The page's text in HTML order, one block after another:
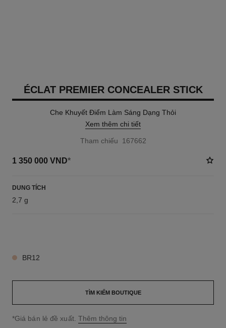
ÉCLAT PREMIER CONCEALER STICK
Che Khuyết Điểm Làm Sáng Dạng Thỏi
Xem thêm chi tiết
Tham chiếu 167662
1 350 000 VND*
DUNG TÍCH
2,7 g
BR12
TÌM KIẾM BOUTIQUE
↩
*Giá bán lẻ đề xuất. Thêm thông tin